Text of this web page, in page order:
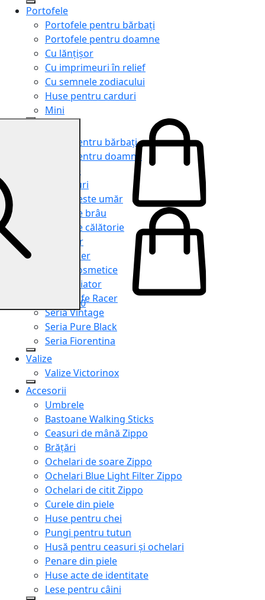
Portofele
Portofele pentru bărbați
Portofele pentru doamne
Cu lănțișor
Cu imprimeuri în relief
Cu semnele zodiacului
Huse pentru carduri
Mini
Genți pentru bărbați
Genți pentru doamne
Serviete
Rucsacuri
Genți peste umăr
Genți de brâu
Genți de călătorie
Shopper
Organiser
Truse cosmetice
Seria Aviator
Seria Cafe Racer
Seria Vintage
Seria Pure Black
Seria Fiorentina
Valize
Valize Victorinox
Accesorii
Umbrele
Bastoane Walking Sticks
Ceasuri de mână Zippo
Brățări
Ochelari de soare Zippo
Ochelari Blue Light Filter Zippo
Ochelari de citit Zippo
Curele din piele
Huse pentru chei
Pungi pentru tutun
Husă pentru ceasuri și ochelari
Penare din piele
Huse acte de identitate
Lese pentru câini
0